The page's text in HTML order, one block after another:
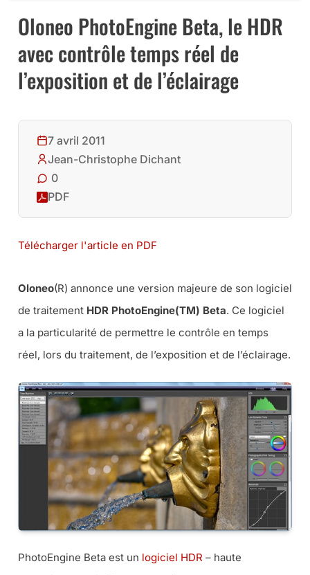
Oloneo PhotoEngine Beta, le HDR
avec contrôle temps réel de
l’exposition et de l’éclairage
7 avril 2011
Jean-Christophe Dichant
0
PDF
Télécharger l'article en PDF
Oloneo(R) annonce une version majeure de son logiciel
de traitement HDR PhotoEngine(TM) Beta. Ce logiciel
a la particularité de permettre le contrôle en temps
réel, lors du traitement, de l’exposition et de l’éclairage.
PhotoEngine Beta est un logiciel HDR – haute